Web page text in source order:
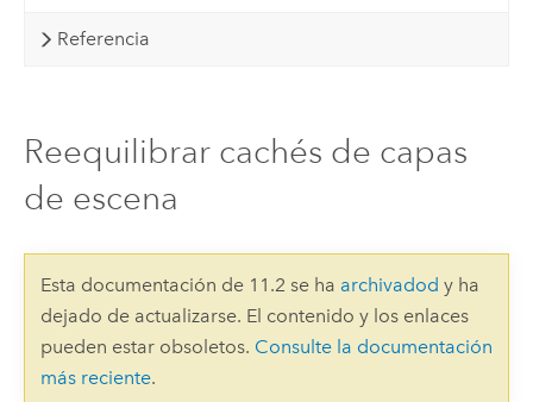
Referencia
Reequilibrar cachés de capas
de escena
Esta documentación de 11.2 se ha archivadod y ha
dejado de actualizarse. El contenido y los enlaces
pueden estar obsoletos. Consulte la documentación
más reciente.